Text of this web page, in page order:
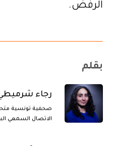
الرفض.
بقلم
رجاء
صحفية تونسية
الاتصال السمعي